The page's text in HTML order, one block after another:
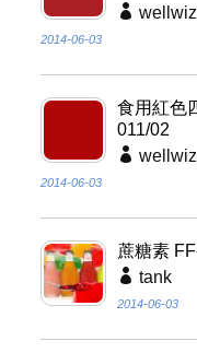
wellwiz
2014-06-03
食用紅色
011/02
wellwiz
2014-06-03
蔗糖素
tank
2014-06-03